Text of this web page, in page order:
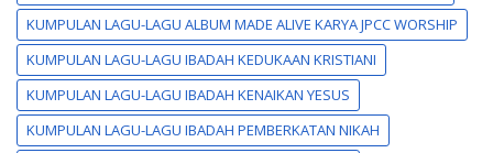
KUMPULAN LAGU-LAGU ALBUM MADE ALIVE KARYA JPCC WORSHIP
KUMPULAN LAGU-LAGU IBADAH KEDUKAAN KRISTIANI
KUMPULAN LAGU-LAGU IBADAH KENAIKAN YESUS
KUMPULAN LAGU-LAGU IBADAH PEMBERKATAN NIKAH